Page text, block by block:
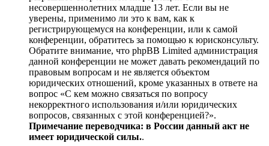
несовершеннолетних младше 13 лет. Если вы не
уверены, применимо ли это к вам, как к
регистрирующемуся на конференции, или к самой
конференции, обратитесь за помощью к юрисконсульту.
Обратите внимание, что phpBB Limited администрация
данной конференции не может давать рекомендаций по
правовым вопросам и не является объектом
юридических отношений, кроме указанных в ответе на
вопрос «С кем можно связаться по вопросу
некорректного использования и/или юридических
вопросов, связанных с этой конференцией?».
Примечание переводчика: в России данный акт не
имеет юридической силы..